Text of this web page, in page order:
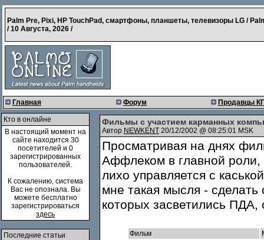
Palm Pre, Pixi, HP TouchPad, смартфоны, планшеты, телевизоры LG /
/10 Августа, 2026 /
Главная Форум Продавцы
Кто в онлайне
В настоящий момент на
сайте находится 30
посетителей и 0
зарегистрированных
пользователей.
К сожалению, система
Вас не опознала. Вы
можете бесплатно
зарегистрироваться
здесь
Последние статьи
Фильмы с участием карманных
Автор NEWKENT 20/12/2002 @ 08:25:01 MSK
Просматривая на днях
Аффлеком в главной роли,
лихо управляется с
мне такая мысля -
которых засветились
Фильм